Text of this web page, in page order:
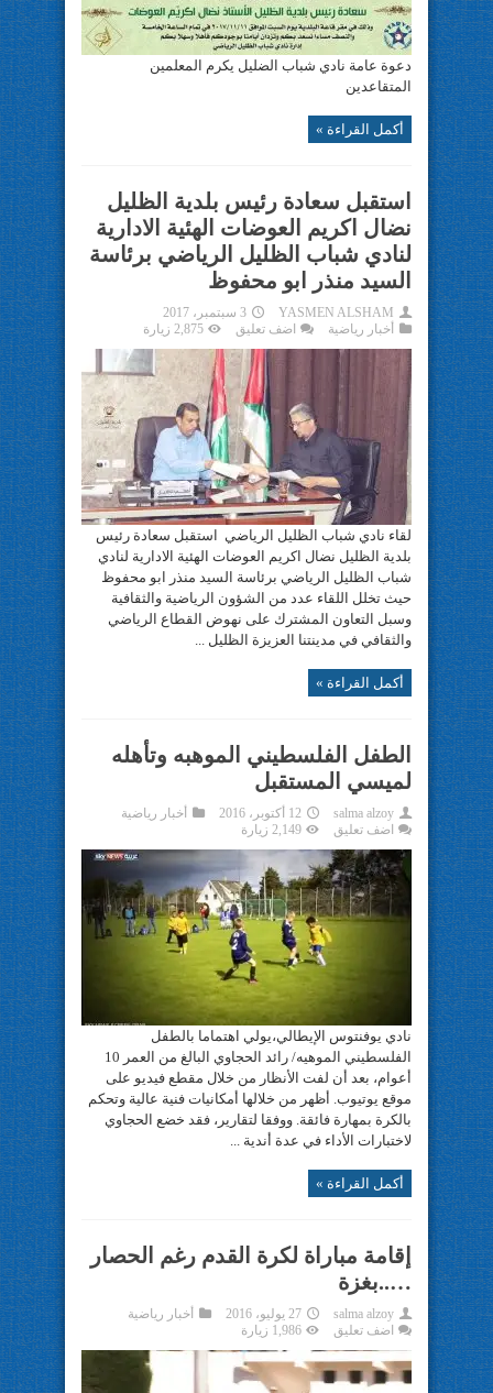
دعوة عامة نادي شباب الضليل يكرم المعلمين
المتقاعدين
أكمل القراءة »
استقبل سعادة رئيس بلدية الظليل
نضال اكريم العوضات الهئية الادارية
لنادي شباب الظليل الرياضي برئاسة
السيد منذر ابو محفوظ
YASMEN ALSHAM
3 سبتمبر، 2017
أخبار رياضية
اضف تعليق 2,875 زيارة
لقاء نادي شباب الظليل الرياضي ‏ استقبل سعادة رئيس
بلدية الظليل نضال اكريم العوضات الهئية الادارية لنادي
شباب الظليل الرياضي برئاسة السيد منذر ابو محفوظ
حيث تخلل اللقاء عدد من الشؤون الرياضية والثقافية
وسبل التعاون المشترك على نهوض القطاع الرياضي
والثقافي في مدينتنا العزيزة الظليل ...
أكمل القراءة »
الطفل الفلسطيني الموهبه وتأهله
لميسي المستقبل
salma alzoy 12 أكتوبر، 2016
أخبار رياضية
اضف تعليق
2,149 زيارة
نادي يوفنتوس الإيطالي،يولي اهتماما بالطفل
الفلسطيني الموهيه/ رائد الحجاوي البالغ من العمر 10
أعوام، بعد أن لفت الأنظار من خلال مقطع فيديو على
موقع يوتيوب. أظهر من خلالها أمكانيات فنية عالية وتحكم
بالكرة بمهارة فائقة. ووفقا لتقارير، فقد خضع الحجاوي
لاختبارات الأداء في عدة أندية ...
أكمل القراءة »
إقامة مباراة لكرة القدم رغم الحصار
…..بغزة
salma alzoy 27 يوليو، 2016
أخبار رياضية
اضف تعليق
1,986 زيارة